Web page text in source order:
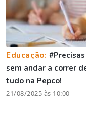
Educação:
sem andar a correr
tudo na Pepco!
21/08/2025 às 10:00